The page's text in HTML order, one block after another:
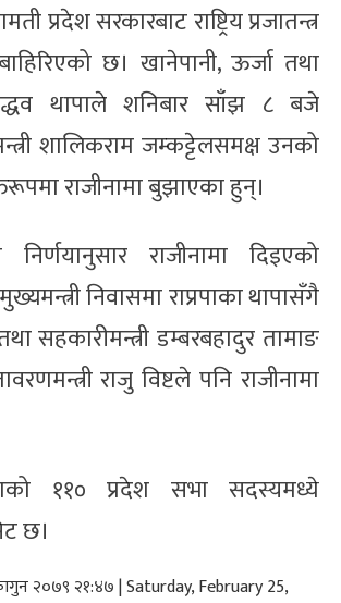
प्रदेश सरकारबाट राष्ट्रिय प्रजातन्त्र
बाहिरिएको छ। खानेपानी, ऊर्जा तथा
उद्धव थापाले शनिबार साँझ ८ बजे
शालिकराम जम्कट्टेलसमक्ष उनको
राजीनामा बुझाएका हुन्।
निर्णयानुसार राजीनामा दिइएको
निवासमा राप्रपाका थापासँगै
सहकारीमन्त्री डम्बरबहादुर तामाङ
राजु विष्टले पनि राजीनामा
११० प्रदेश सभा सदस्यमध्ये
छ।
२०७९ २१:४७ | Saturday, February 25,